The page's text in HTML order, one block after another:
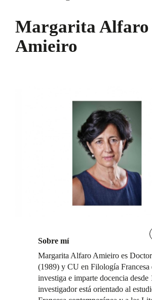
Margarita Alfaro
Amieiro
Sobre mí
Margarita Alfaro Amieiro es
(1989) y CU en Filología
investiga e imparte docencia
investigador está orientado al